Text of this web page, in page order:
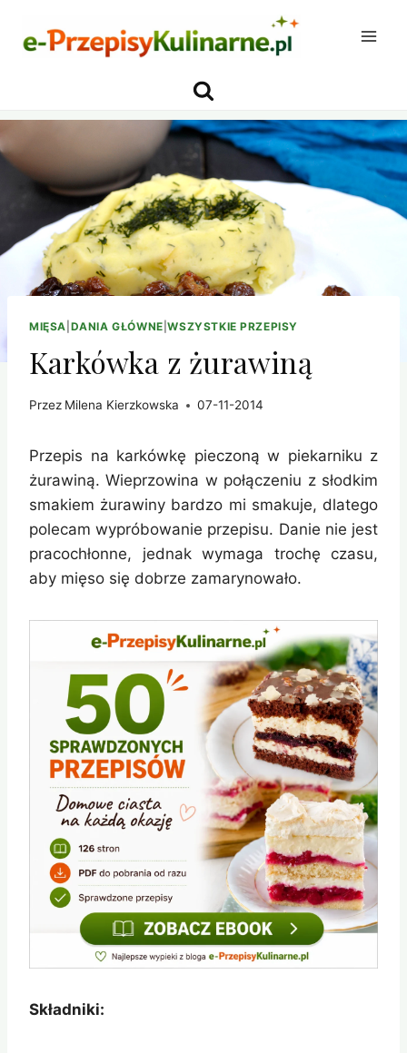
MIĘSA DANIA GŁÓWNE |WSZYSTKIE PRZEPISY
Karkówka z żurawiną
Przez Milena Kierzkowska 07-11-2014
Przepis na karkówkę pieczoną w piekarniku z
żurawiną. Wieprzowina w połączeniu z słodkim
smakiem żurawiny bardzo mi smakuje, dlatego
polecam wypróbowanie przepisu. Danie nie jest
pracochłonne, jednak wymaga trochę czasu,
aby mięso się dobrze zamarynowało.
Składniki: